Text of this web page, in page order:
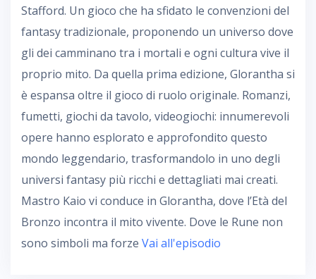
Stafford. Un gioco che ha sfidato le convenzioni del
fantasy tradizionale, proponendo un universo dove
gli dei camminano tra i mortali e ogni cultura vive il
proprio mito. Da quella prima edizione, Glorantha si
è espansa oltre il gioco di ruolo originale. Romanzi,
fumetti, giochi da tavolo, videogiochi: innumerevoli
opere hanno esplorato e approfondito questo
mondo leggendario, trasformandolo in uno degli
universi fantasy più ricchi e dettagliati mai creati.
Mastro Kaio vi conduce in Glorantha, dove l’Età del
Bronzo incontra il mito vivente. Dove le Rune non
sono simboli ma forze Vai all'episodio